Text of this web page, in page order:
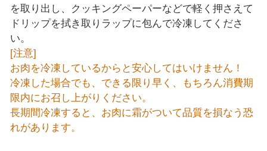
を取り出し、クッキングペーパーなどで軽く押さえて
ドリップを拭き取りラップに包んで冷凍してくださ
い。
[注意]
お肉を冷凍しているからと安心してはいけません！
冷凍した場合でも、できる限り早く、もちろん消費期
限内にお召し上がりください。
長期間冷凍すると、お肉に霜がついて品質を損なう恐
れがあります。